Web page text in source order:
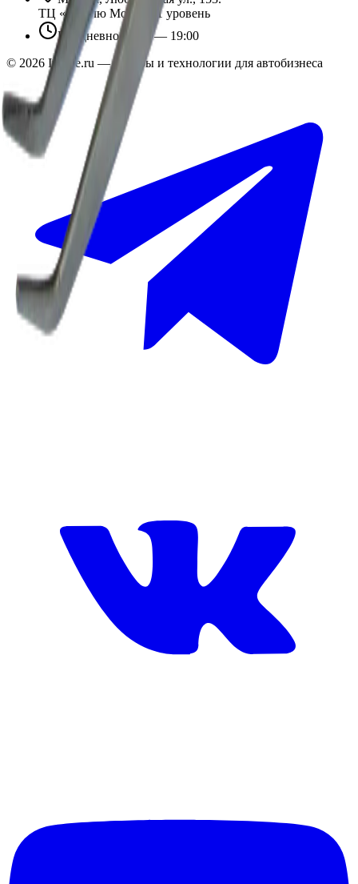
ТЦ «Люблю Молл», -1 уровень
Ежедневно 10:00 — 19:00
© 2026 InSafe.ru — Товары и технологии для автобизнеса